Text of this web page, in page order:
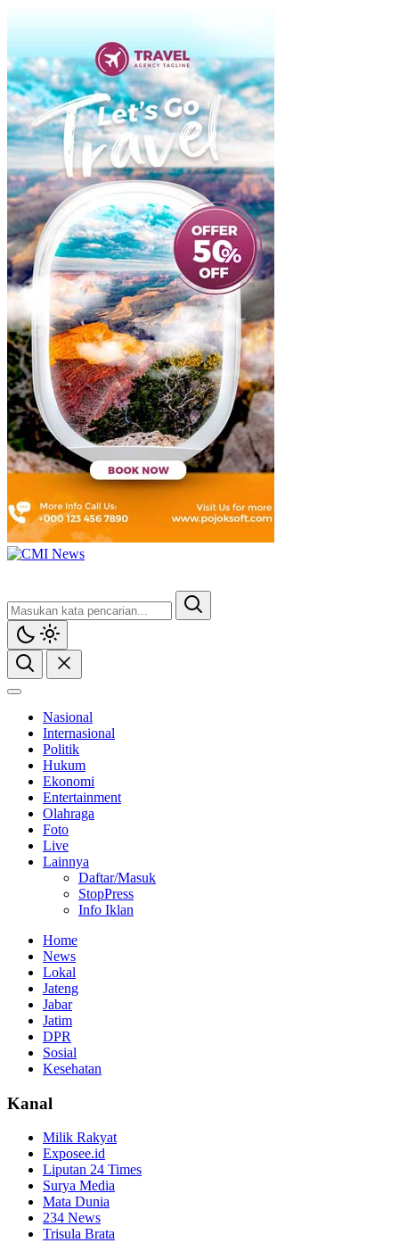
Nasional
Internasional
Politik
Hukum
Ekonomi
Entertainment
Olahraga
Foto
Live
Lainnya
Daftar/Masuk
StopPress
Info Iklan
Home
News
Lokal
Jateng
Jabar
Jatim
DPR
Sosial
Kesehatan
Kanal
Milik Rakyat
Exposee.id
Liputan 24 Times
Surya Media
Mata Dunia
234 News
Trisula Brata